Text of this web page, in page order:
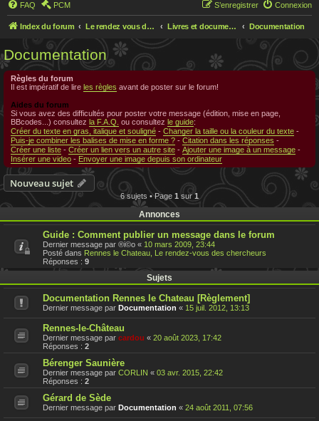
FAQ PCM Connexion
S’enregistrer
Index du forum Le rendez vous des chercheurs Livres et documentations sur Rennes le Chateau Documentation
Documentation
Règles du forum
Il est impératif de lire les règles avant de poster sur le forum!
Aides du forum
Si vous avez des difficultés pour poster votre message (édition, mise en page,
BBcodes...) consultez la F.A.Q. ou consultez le guide:
Créer du texte en gras, italique et souligné - Changer la taille ou la couleur du texte -
Puis-je combiner les balises de mise en forme ? - Citation dans les réponses -
Créer une liste - Créer un lien vers un autre site - Ajouter une image à un message -
Insérer une video - Envoyer une image depuis son ordinateur
Nouveau sujet
6 sujets • Page 1 sur1
Annonces
Guide : Comment publier un message dans le forum
Dernier message par ®i©o « 10 mars 2009, 23:44
Posté dans Rennes le Chateau, Le rendez-vous des chercheurs
Réponses : 9
Sujets
Documentation Rennes le Chateau [Règlement]
Dernier message par Documentation « 15 juil. 2012, 13:13
Rennes-le-Château
Dernier message par cardou « 20 août 2023, 17:42
Réponses : 2
Bérenger Saunière
Dernier message par CORLIN « 03 avr. 2015, 22:42
Réponses : 2
Gérard de Sède
Dernier message par Documentation « 24 août 2011, 07:56